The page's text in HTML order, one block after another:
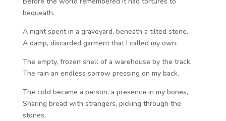
bequeath.
A night spent in a graveyard, beneath a tilted stone,
A damp, discarded garment that I called my own.
The empty, frozen shell of a warehouse by the track,
The rain an endless sorrow pressing on my back.
The cold became a person, a presence in my bones,
Sharing bread with strangers, picking through the
stones.